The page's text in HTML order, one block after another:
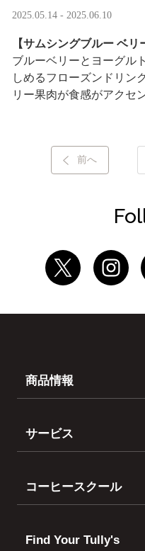
2025.05.14 - 2025.06.10
【サムシングブルー ベ
ブルーベリーとヨーグル
しめるフローズンドリン
リー果肉が食感がアクセ
前へ
商品情報
サービス
コーヒースクール
Find Your Tully's